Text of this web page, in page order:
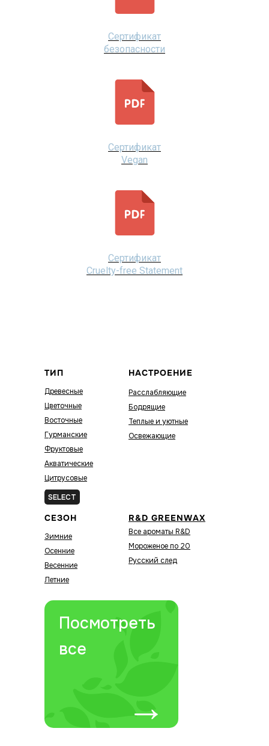
Сертификат
безопасности
Сертификат
Vegan
Сертификат
Cruelty-free Statement
ТИП
Древесные
Цветочные
Восточные
Гурманские
Фруктовые
Акватические
Цитрусовые
Зелёные
НАСТРОЕНИЕ
Расслабляющие
Бодрящие
Теплые и уютные
Освежающие
R&D GREENWAX
Все ароматы R&D
Мороженое по 20
Русский след
СЕЗОН
Зимние
Осенние
Весенние
Летние
Посмотреть
все
→
SELECT